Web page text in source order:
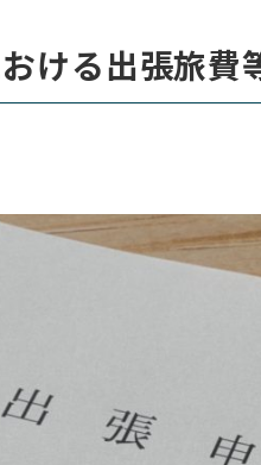
ける出張旅費